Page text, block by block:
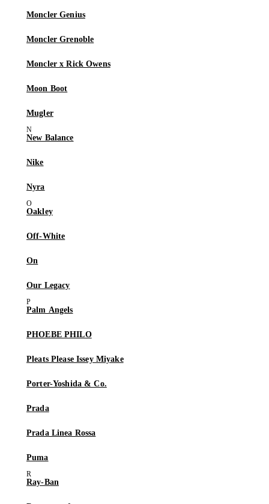
Moncler Genius
Moncler Grenoble
Moncler x Rick Owens
Moon Boot
Mugler
New Balance
Nike
Nyra
Oakley
Off-White
On
Our Legacy
Palm Angels
PHOEBE PHILO
Pleats Please Issey Miyake
Porter-Yoshida & Co.
Prada
Prada Linea Rossa
Puma
Ray-Ban